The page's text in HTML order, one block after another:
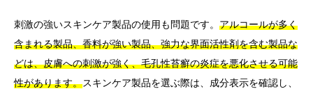
刺激の強いスキンケア製品の使用も問題です。 アルコールが多く
含まれる製品、香料が強い製品、強力な界面活性剤を含む製品な
どは、皮膚への刺激が強く、毛孔性苔癬の炎症を悪化させる可能
性があります。スキンケア製品を選ぶ際は、成分表示を確認し、